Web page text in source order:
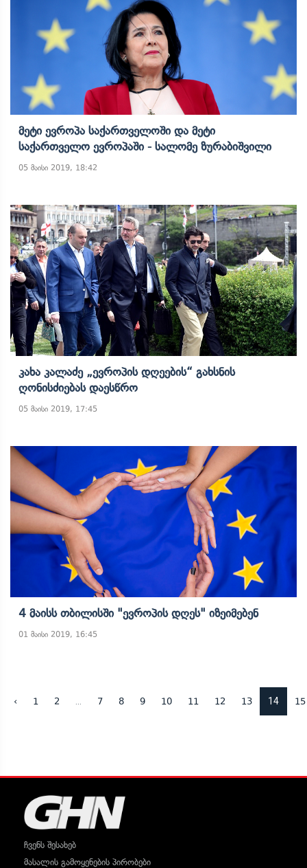
Მეტი Ევროპა Საქართველოში Და Მეტი
Საქართველო Ევროპაში - Სალომე Ზურაბიშვილი
05 მაისი 2019, 18:42
Კახა Კალაძე „ევროპის Დღეების“ Გახსნის
Ღონისძიებას Დაესწრო
05 მაისი 2019, 17:45
4 Მაისს Თბილისში "ევროპის Დღეს" Იზეიმებენ
01 მაისი 2019, 16:45
‹ 1 2 7 8 9 10 11 12 13 14 15
ჩვენს შესახებ
მასალის გამოყენების პირობები